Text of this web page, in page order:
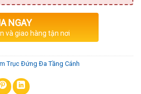
NGAY
và giao hàng tận nơi
Trục Đứng Đa Tầng Cánh